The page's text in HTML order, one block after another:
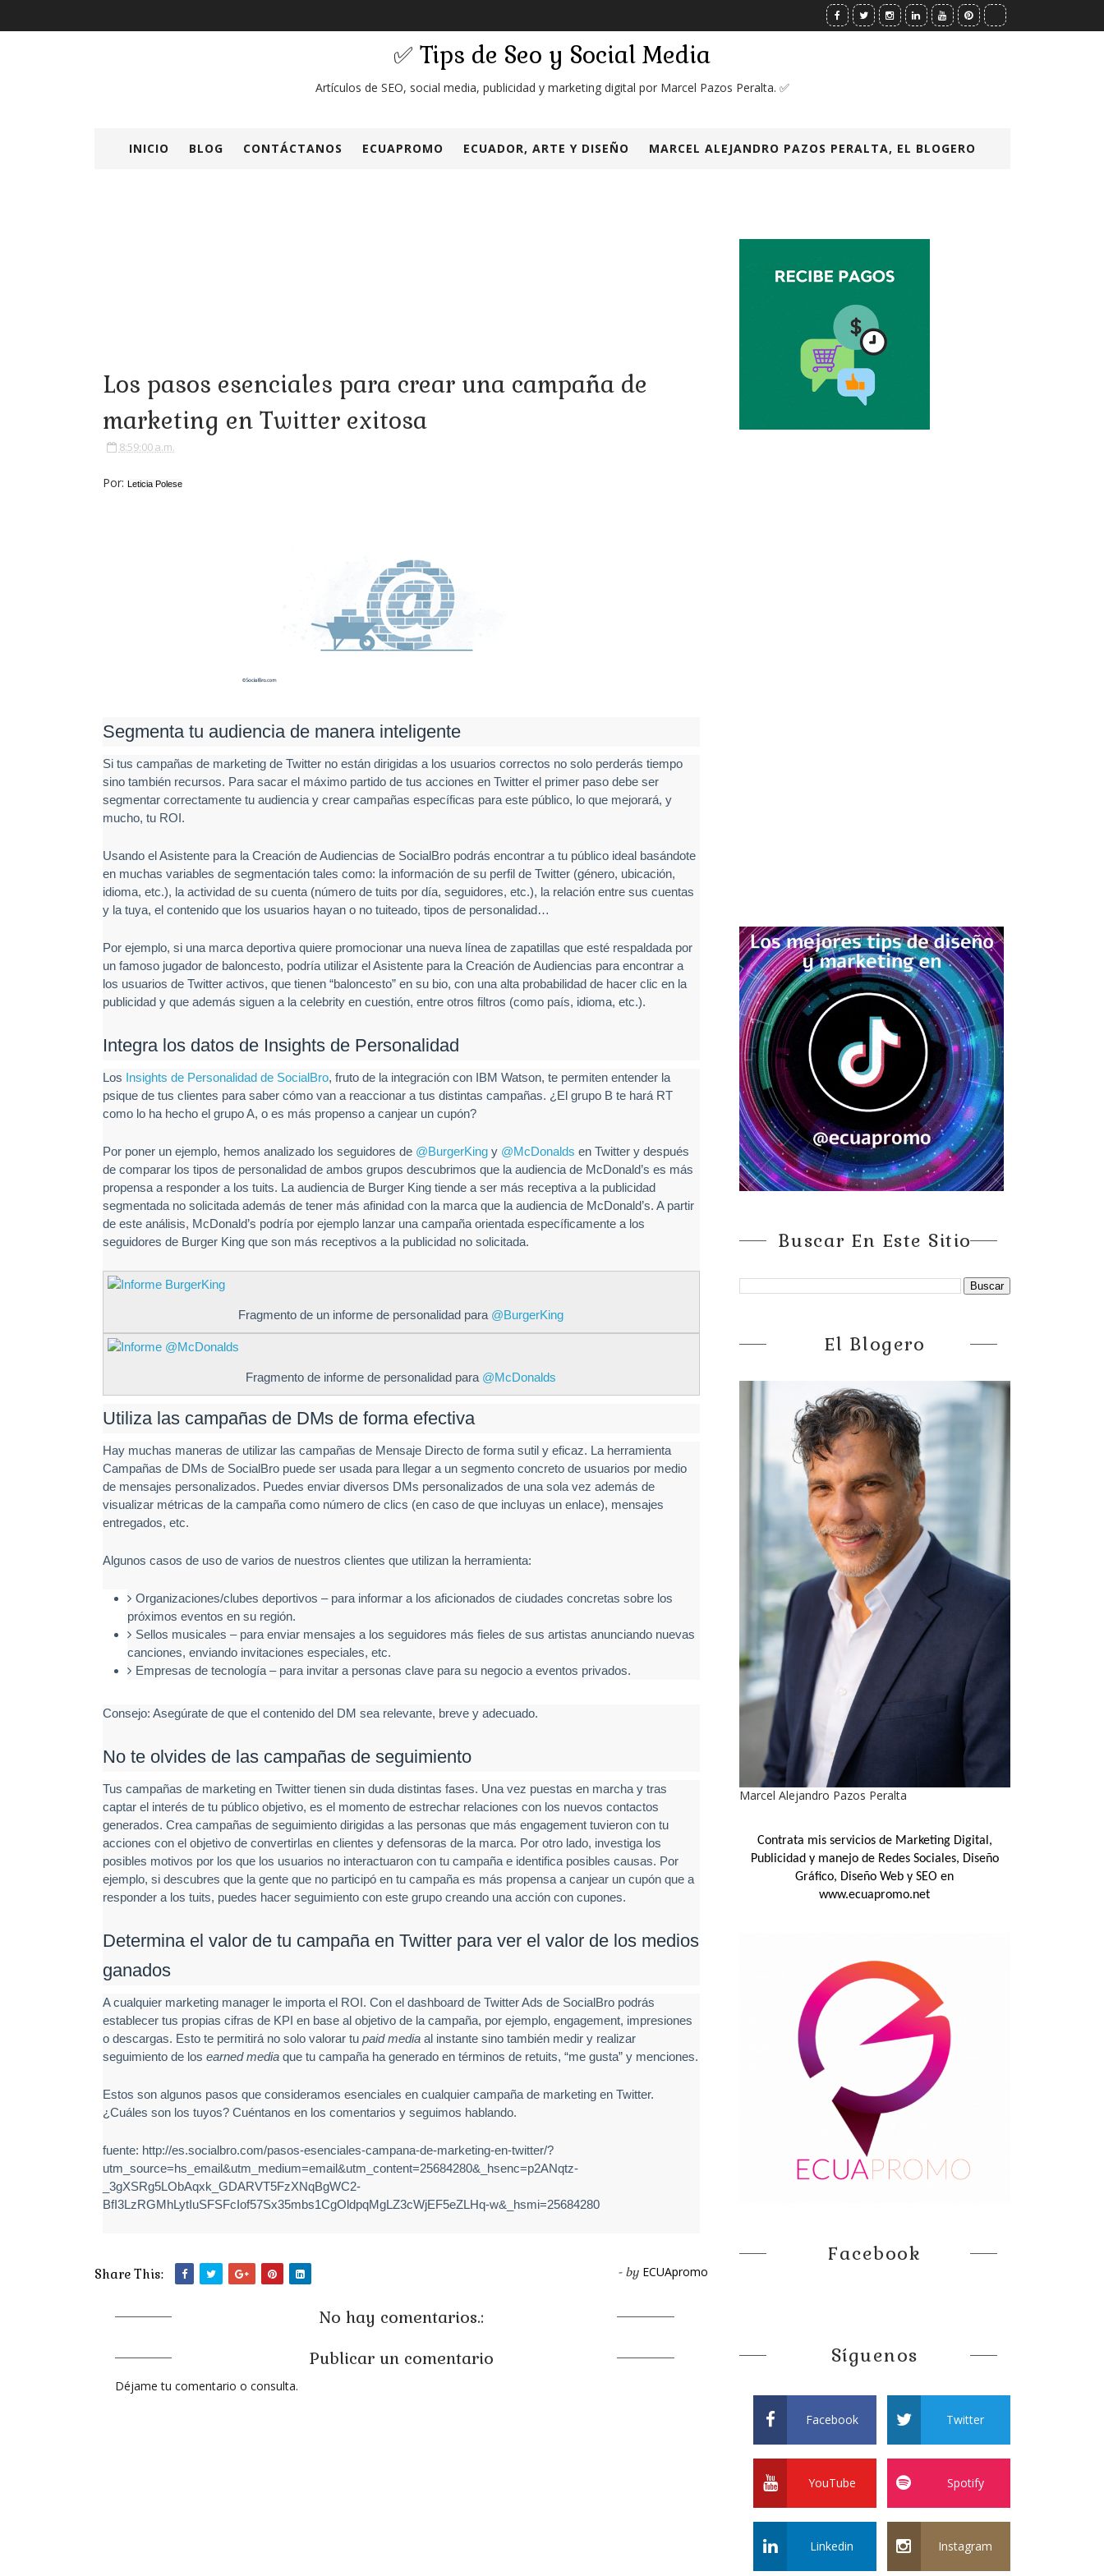
✅ Tips de Seo y Social Media
Artículos de SEO, social media, publicidad y marketing digital por Marcel Pazos Peralta. ✅
INICIO BLOG CONTÁCTANOS ECUAPROMO ECUADOR, ARTE Y DISEÑO MARCEL ALEJANDRO PAZOS PERALTA, EL BLOGERO
Los pasos esenciales para crear una campaña de
marketing en Twitter exitosa
8:59:00 a.m.
Por: Leticia Polese
Segmenta tu audiencia de manera inteligente
Si tus campañas de marketing de Twitter no están dirigidas a los usuarios correctos no solo perderás tiempo
sino también recursos. Para sacar el máximo partido de tus acciones en Twitter el primer paso debe ser
segmentar correctamente tu audiencia y crear campañas específicas para este público, lo que mejorará, y
mucho, tu ROI.
Usando el Asistente para la Creación de Audiencias de SocialBro podrás encontrar a tu público ideal basándote
en muchas variables de segmentación tales como: la información de su perfil de Twitter (género, ubicación,
idioma, etc.), la actividad de su cuenta (número de tuits por día, seguidores, etc.), la relación entre sus cuentas
y la tuya, el contenido que los usuarios hayan o no tuiteado, tipos de personalidad…
Por ejemplo, si una marca deportiva quiere promocionar una nueva línea de zapatillas que esté respaldada por
un famoso jugador de baloncesto, podría utilizar el Asistente para la Creación de Audiencias para encontrar a
los usuarios de Twitter activos, que tienen “baloncesto” en su bio, con una alta probabilidad de hacer clic en la
publicidad y que además siguen a la celebrity en cuestión, entre otros filtros (como país, idioma, etc.).
Integra los datos de Insights de Personalidad
Los Insights de Personalidad de SocialBro, fruto de la integración con IBM Watson, te permiten entender la
psique de tus clientes para saber cómo van a reaccionar a tus distintas campañas. ¿El grupo B te hará RT
como lo ha hecho el grupo A, o es más propenso a canjear un cupón?
Por poner un ejemplo, hemos analizado los seguidores de @BurgerKingy @McDonalds en Twitter y después
de comparar los tipos de personalidad de ambos grupos descubrimos que la audiencia de McDonald’s es más
propensa a responder a los tuits. La audiencia de Burger King tiende a ser más receptiva a la publicidad
segmentada no solicitada además de tener más afinidad con la marca que la audiencia de McDonald’s. A partir
de este análisis, McDonald’s podría por ejemplo lanzar una campaña orientada específicamente a los
seguidores de Burger King que son más receptivos a la publicidad no solicitada.
Fragmento de un informe de personalidad para @BurgerKing
Fragmento de informe de personalidad para @McDonalds
Utiliza las campañas de DMs de forma efectiva
Hay muchas maneras de utilizar las campañas de Mensaje Directo de forma sutil y eficaz. La herramienta
Campañas de DMs de SocialBro puede ser usada para llegar a un segmento concreto de usuarios por medio
de mensajes personalizados. Puedes enviar diversos DMs personalizados de una sola vez además de
visualizar métricas de la campaña como número de clics (en caso de que incluyas un enlace), mensajes
entregados, etc.
Algunos casos de uso de varios de nuestros clientes que utilizan la herramienta:
Organizaciones/clubes deportivos – para informar a los aficionados de ciudades concretas sobre los
próximos eventos en su región.
Sellos musicales – para enviar mensajes a los seguidores más fieles de sus artistas anunciando nuevas
canciones, enviando invitaciones especiales, etc.
Empresas de tecnología – para invitar a personas clave para su negocio a eventos privados.
Consejo: Asegúrate de que el contenido del DM sea relevante, breve y adecuado.
No te olvides de las campañas de seguimiento
Tus campañas de marketing en Twitter tienen sin duda distintas fases. Una vez puestas en marcha y tras
captar el interés de tu público objetivo, es el momento de estrechar relaciones con los nuevos contactos
generados. Crea campañas de seguimiento dirigidas a las personas que más engagement tuvieron con tu
acciones con el objetivo de convertirlas en clientes y defensoras de la marca. Por otro lado, investiga los
posibles motivos por los que los usuarios no interactuaron con tu campaña e identifica posibles causas. Por
ejemplo, si descubres que la gente que no participó en tu campaña es más propensa a canjear un cupón que a
responder a los tuits, puedes hacer seguimiento con este grupo creando una acción con cupones.
Determina el valor de tu campaña en Twitter para ver el valor de los medios
ganados
A cualquier marketing manager le importa el ROI. Con el dashboard de Twitter Ads de SocialBro podrás
establecer tus propias cifras de KPI en base al objetivo de la campaña, por ejemplo, engagement, impresiones
o descargas. Esto te permitirá no solo valorar tu paid mediaal instante sino también medir y realizar
seguimiento de los earned mediaque tu campaña ha generado en términos de retuits, “me gusta” y menciones.
Estos son algunos pasos que consideramos esenciales en cualquier campaña de marketing en Twitter.
¿Cuáles son los tuyos? Cuéntanos en los comentarios y seguimos hablando.
fuente: http://es.socialbro.com/pasos-esenciales-campana-de-marketing-en-twitter/?
utm_source=hs_email&utm_medium=email&utm_content=25684280&_hsenc=p2ANqtz-
_3gXSRg5LObAqxk_GDARVT5FzXNqBgWC2-
BfI3LzRGMhLytIuSFSFcIof57Sx35mbs1CgOldpqMgLZ3cWjEF5eZLHq-w&_hsmi=25684280
Share This: - by ECUApromo
No hay comentarios.:
Publicar un comentario
Déjame tu comentario o consulta.
Buscar En Este Sitio
El Blogero
Marcel Alejandro Pazos Peralta
Contrata mis servicios de Marketing Digital,
Publicidad y manejo de Redes Sociales, Diseño
Gráfico, Diseño Web y SEO en
www.ecuapromo.net
Facebook
Síguenos
Facebook Twitter
YouTube Spotify
Linkedin Instagram